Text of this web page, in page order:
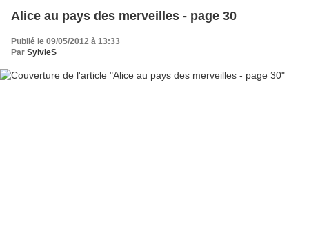
Alice au pays des merveilles - page 30
Publié le 09/05/2012 à 13:33
Par SylvieS